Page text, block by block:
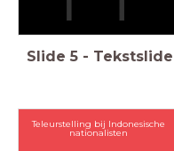
Slide 5 - Tekstslide
Teleurstelling bij Indonesische
nationalisten